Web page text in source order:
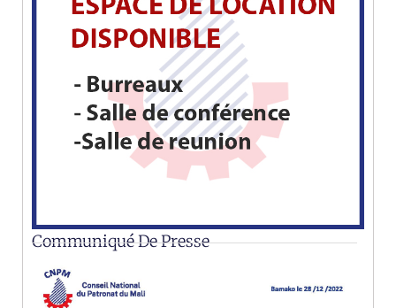
Communiqué De Presse